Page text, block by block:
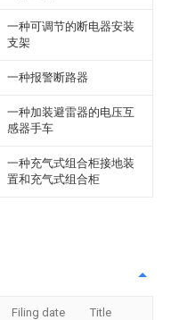
一种可调节的断电器安装
支架
一种报警断路器
一种加装避雷器的电压互
感器手车
一种充气式组合柜接地装
置和充气式组合柜
Filing date Title